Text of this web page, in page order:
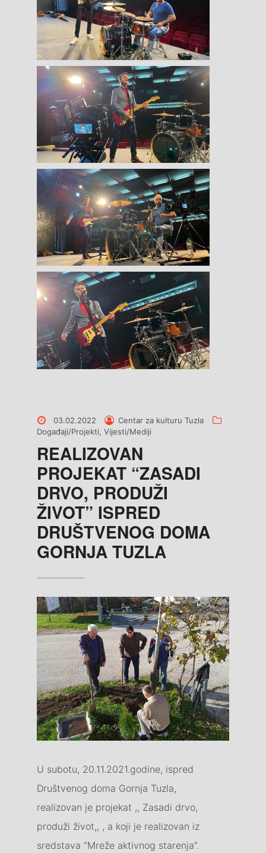
Posted
on
03.02.2022
Posted
by
Centar za kulturu Tuzla
Događaji/Projekti,Vijesti/Mediji
REALIZOVAN
PROJEKAT “ZASADI
DRVO, PRODUŽI
ŽIVOT” ISPRED
DRUŠTVENOG DOMA
GORNJA TUZLA
U subotu, 20.11.2021.godine, ispred
Društvenog doma Gornja Tuzla,
realizovan je projekat ,, Zasadi drvo,
produži život,, , a koji je realizovan iz
sredstava “Mreže aktivnog starenja”.